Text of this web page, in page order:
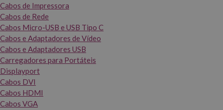
Cabos de Impressora
Cabos de Rede
Cabos Micro-USB e USB Tipo C
Cabos e Adaptadores de Vídeo
Cabos e Adaptadores USB
Carregadores para Portáteis
Displayport
Cabos DVI
Cabos HDMI
Cabos VGA